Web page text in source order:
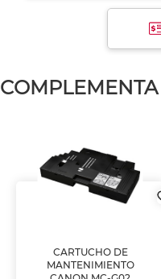
CARTUCHO DE
MANTENIMIENTO